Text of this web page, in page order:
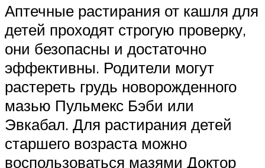
Аптечные растирания от кашля для
детей проходят строгую проверку,
они безопасны и достаточно
эффективны. Родители могут
растереть грудь новорожденного
мазью Пульмекс Бэби или
Эвкабал. Для растирания детей
старшего возраста можно
воспользоваться мазями Доктор